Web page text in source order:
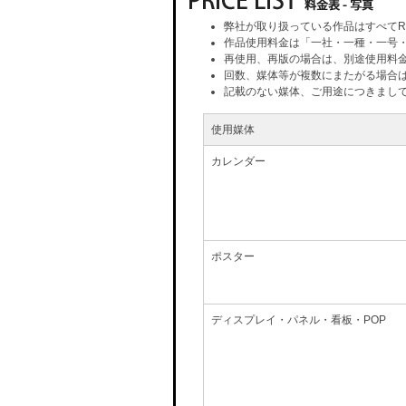
弊社が取り扱っている作品はすべて
作品使用料金は「一社・一種・一号
再使用、再版の場合は、別途使用料
回数、媒体等が複数にまたがる場合
記載のない媒体、ご用途につきまし
使用媒体
カレンダー
ポスター
ディスプレイ・パネル・看板・POP